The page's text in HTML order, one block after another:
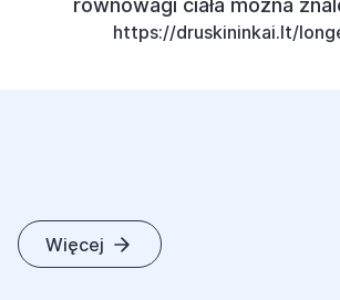
równowagi ciała można
https://druskininkai.lt/
Więcej